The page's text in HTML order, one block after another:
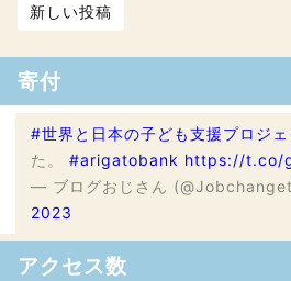
新しい投稿
寄付
#世界と日本の子ども支援プロジェ
た。 #arigatobank https://t.co/
— ブログおじさん
2023
アクセス数